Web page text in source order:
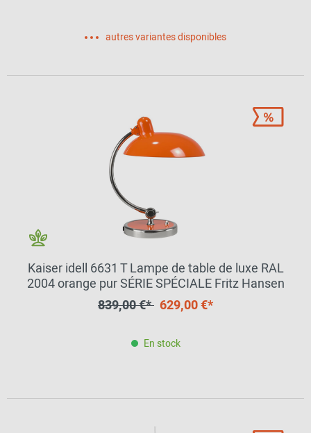
autres variantes disponibles
Kaiser idell 6631 T Lampe de table de luxe RAL
2004 orange pur SÉRIE SPÉCIALE Fritz Hansen
839,00 €* 629,00 €*
En stock